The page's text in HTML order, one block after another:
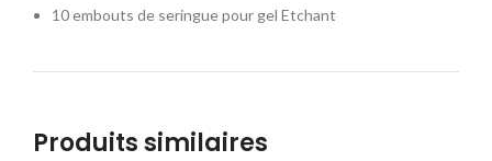
10 embouts de seringue pour gel Etchant
Produits similaires